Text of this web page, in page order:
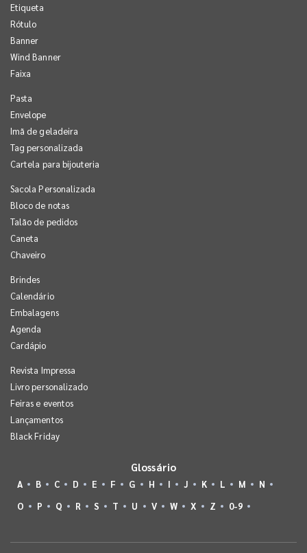
Etiqueta
Rótulo
Banner
Wind Banner
Faixa
Pasta
Envelope
Imã de geladeira
Tag personalizada
Cartela para bijouteria
Sacola Personalizada
Bloco de notas
Talão de pedidos
Caneta
Chaveiro
Brindes
Calendário
Embalagens
Agenda
Cardápio
Revista Impressa
Livro personalizado
Feiras e eventos
Lançamentos
Black Friday
Glossário
A B C D E F G H I J K L M
N
O
P Q R S T U V W X Z 0-9